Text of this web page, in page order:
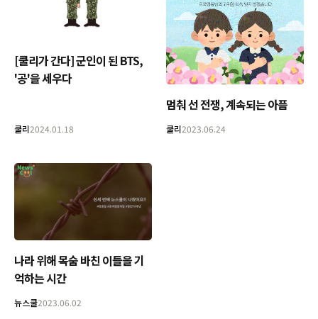
[쿨리가 간다] 군인이 된 BTS,
'공'을 세우다
쿨리2024.01.18
멈춰 선 전쟁, 계속되는 아픔
쿨리2023.06.24
나라 위해 목숨 바친 이들을 기
억하는 시간
뉴스쿨2023.06.02